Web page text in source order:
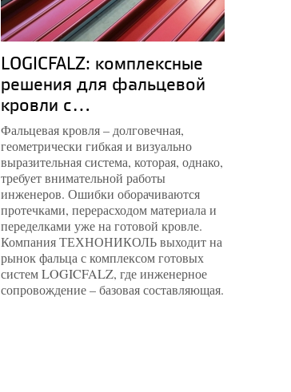
LOGICFALZ: комплексные
решения для фальцевой
кровли с...
Фальцевая кровля – долговечная,
геометрически гибкая и визуально
выразительная система, которая, однако,
требует внимательной работы
инженеров. Ошибки оборачиваются
протечками, перерасходом материала и
переделками уже на готовой кровле.
Компания ТЕХНОНИКОЛЬ выходит на
рынок фальца с комплексом готовых
систем LOGICFALZ, где инженерное
сопровождение – базовая составляющая.